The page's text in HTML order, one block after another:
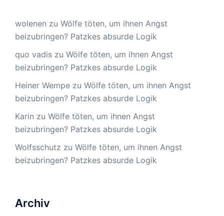
wolenen zu Wölfe töten, um ihnen Angst
beizubringen? Patzkes absurde Logik
quo vadis zu Wölfe töten, um ihnen Angst
beizubringen? Patzkes absurde Logik
Heiner Wempe zu Wölfe töten, um ihnen Angst
beizubringen? Patzkes absurde Logik
Karin zu Wölfe töten, um ihnen Angst
beizubringen? Patzkes absurde Logik
Wolfsschutz zu Wölfe töten, um ihnen Angst
beizubringen? Patzkes absurde Logik
Archiv